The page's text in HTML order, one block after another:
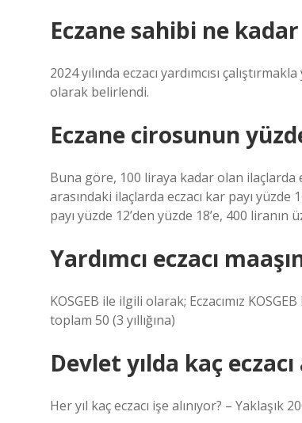
Eczane sahibi ne
2024 yılında eczacı yardımcısı
olarak belirlendi.
Eczane cirosunun
Buna göre, 100 liraya kadar olan ilaçlarda
arasındaki ilaçlarda eczacı kar payı yüzde
payı yüzde 12’den yüzde 18’e, 400 liranın
Yardımcı eczacı
KOSGEB ile ilgili olarak; Eczacımız
toplam 50 (3 yıllığına)
Devlet yılda kaç eczacı
Her yıl kaç eczacı işe alınıyor? – Yaklaşık